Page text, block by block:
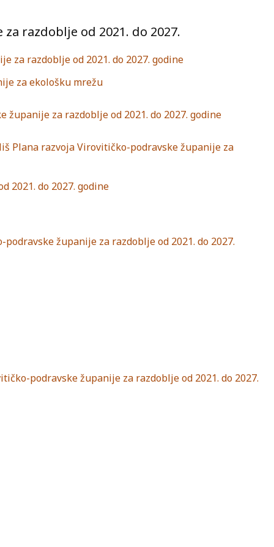
razdoblje od 2021. do 2027.
za razdoblje od 2021. do 2027. godine
za ekološku mrežu
za razdoblje od 2021. do 2027. godine
Plana razvoja Virovitičko-podravske županije za
2021. do 2027. godine
županije za razdoblje od 2021. do 2027.
podravske županije za razdoblje od 2021. do 2027.